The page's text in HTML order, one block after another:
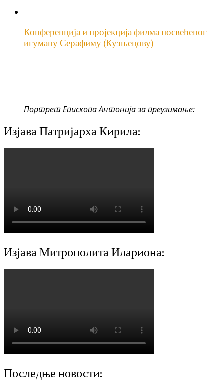
Конференција и пројекција филма посвећеног
игуману Серафиму (Кузњецову)
Портрет Епископа Антонија за преузимање:
Изјава Патријарха Кирила:
Изјава Митрополита Илариона:
Последње новости: